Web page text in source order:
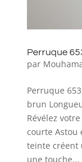
Perruque
par
Perruque
brun
Révélez
courte Astou
teinte créent
une touche...